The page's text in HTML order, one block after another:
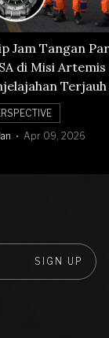
Jam Tangan
di Misi
Bulan
Apr 09, 2026
SIGN UP